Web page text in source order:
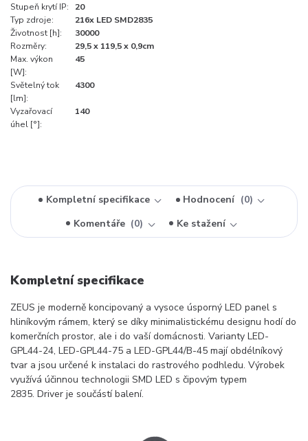
Stupeň krytí IP:
20
Typ zdroje:
216x LED SMD2835
Životnost [h]:
30000
Rozměry:
29,5 x 119,5 x 0,9cm
Max. výkon
[W]:
45
Světelný tok
[lm]:
4300
Vyzařovací
úhel [°]:
140
Kompletní specifikace Hodnocení
0
Komentáře
0 Ke stažení
Kompletní specifikace
ZEUS je moderně koncipovaný a vysoce úsporný LED panel s
hliníkovým rámem, který se díky minimalistickému designu hodí do
komerčních prostor, ale i do vaší domácnosti. Varianty LED-
GPL44-24, LED-GPL44-75 a LED-GPL44/B-45 mají obdélníkový
tvar a jsou určené k instalaci do rastrového podhledu. Výrobek
využívá účinnou technologii SMD LED s čipovým typem
2835. Driver je součástí balení.